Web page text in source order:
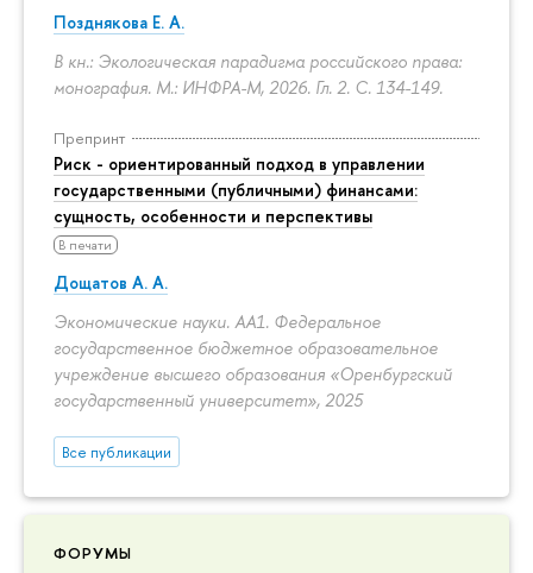
Позднякова Е. А.
В кн.: Экологическая парадигма российского права:
монография. М.: ИНФРА-М, 2026. Гл. 2. С. 134-149.
Препринт
Риск - ориентированный подход в управлении
государственными (публичными) финансами:
сущность, особенности и перспективы
В печати
Дощатов А. А.
Экономические науки. АА1. Федеральное
государственное бюджетное образовательное
учреждение высшего образования «Оренбургский
государственный университет», 2025
Все публикации
ФОРУМЫ